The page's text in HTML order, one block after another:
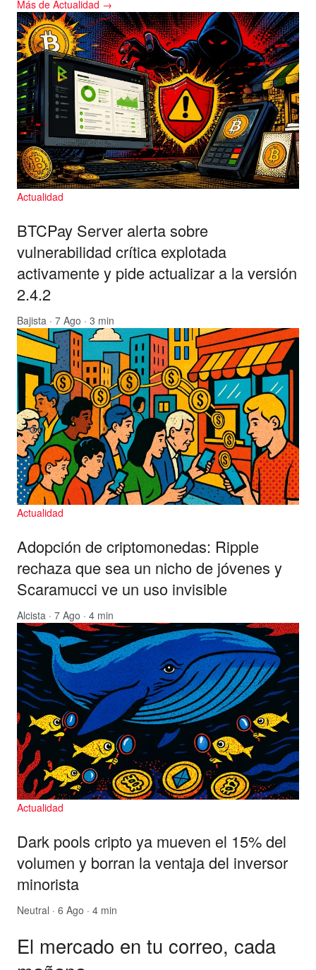
Más de Actualidad →
Actualidad
BTCPay Server alerta sobre
vulnerabilidad crítica explotada
activamente y pide actualizar a la versión
2.4.2
Bajista · 7 Ago · 3 min
Actualidad
Adopción de criptomonedas: Ripple
rechaza que sea un nicho de jóvenes y
Scaramucci ve un uso invisible
Alcista · 7 Ago · 4 min
Actualidad
Dark pools cripto ya mueven el 15% del
volumen y borran la ventaja del inversor
minorista
Neutral · 6 Ago · 4 min
El mercado en tu correo, cada